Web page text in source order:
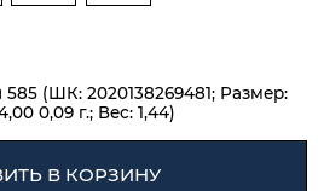
585 (ШК: 2020138269481; Размер:
0,09 г.; Вес: 1,44)
В КОРЗИНУ